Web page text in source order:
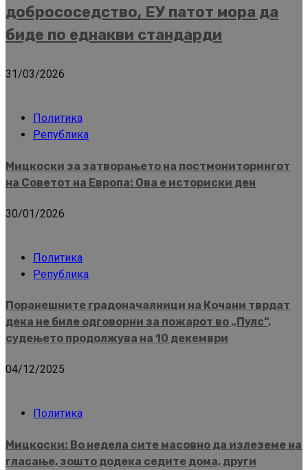
добрососедство, ЕУ патот мора да
биде по еднакви стандарди
31/03/2026
Политика
Република
Мицкоски за затворањето на постмониторингот
на Советот на Европа: Ова е историски ден
30/01/2026
Политика
Република
Поранешните градоначалници на Кочани тврдат
дека не биле одговорни за пожарот во „Пулс“,
судењето продолжува на 10 декември
04/12/2025
Политика
Мицкоски: Во недела сите масовно да излеземе на
гласање, зошто додека седите дома, други